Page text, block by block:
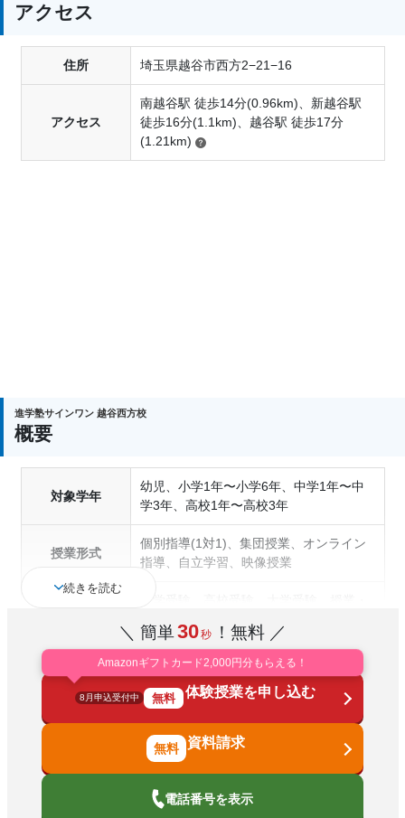
業料及び講習会費も安い費用の方が割引となりま
軽減して頂けるよう努力を重ねています。すでに入
す。
アクセス
住所 埼玉県越谷市西方2−21−16
アクセス
南越谷駅 徒歩14分(0.96km)、新越谷駅
徒歩16分(1.1km)、越谷駅 徒歩17分
(1.21km)
進学塾サインワン 越谷西方校
概要
対象学年
幼児、小学1年〜小学6年、中学1年〜中
学3年、高校1年〜高校3年
授業形式
個別指導(1対1)、集団授業、オンライン
指導、自立学習、映像授業
通塾の目的
の定着、総合型選抜(旧AO)対策、推薦入
試対策、学校別特化対策、国公立大対
策、私大対策、共通テスト対策、英検(英
語検定)対策、漢検(漢字検定)対策、数学
特化対策、英語・英会話特化対策、その
他科目別特化対策
中高一貫校生に対応、授業の振替可能、
不登校生に対応、学習にPC・タブレット
を利用、オンライン対応、1科目から受
続きを読む
＼ 簡単30秒 ！無料 ／
Amazonギフトカード2,000円分もらえる！
8月申込受付中 無料 体験授業を申し込む
資料請求
電話番号を表示